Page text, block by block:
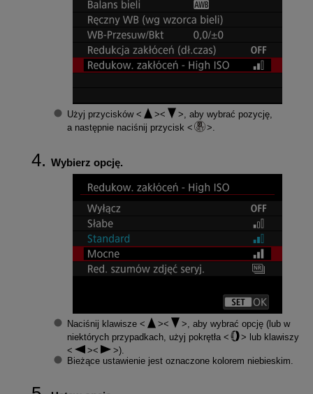
Użyj przycisków
, aby wybrać pozycję,
a następnie naciśnij przycisk
Wybierz opcję.
Naciśnij klawisze
, aby wybrać opcję (lub w
niektórych przypadkach, użyj pokrętła
lub klawiszy
).
Bieżące ustawienie jest oznaczone kolorem niebieskim.